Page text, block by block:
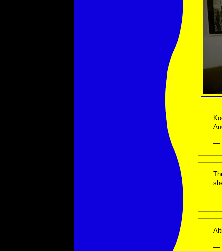
—
—
—